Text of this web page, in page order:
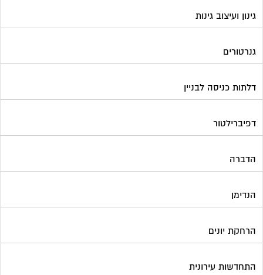
גינון ועיצוב גינות
גנרטורים
דלתות כניסה לבניין
דפיברילטור
הדברה
הנדימן
הרחקת יונים
התחדשות עירונית